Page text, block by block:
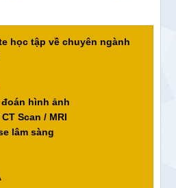
học tập về chuyên ngành
hình ảnh
Scan / MRI
lâm sàng